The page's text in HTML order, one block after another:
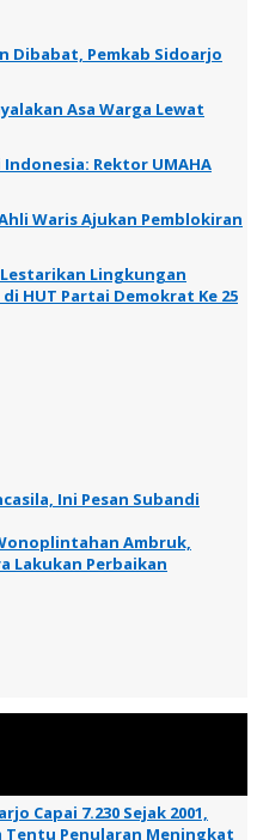
Dibabat, Pemkab Sidoarjo
Asa Warga Lewat
Rektor UMAHA
Waris Ajukan Pemblokiran
Lingkungan
HUT Partai Demokrat Ke 25
Ini Pesan Subandi
Ambruk,
Lakukan Perbaikan
Capai 7.230 Sejak 2001,
Tentu Penularan Meningkat